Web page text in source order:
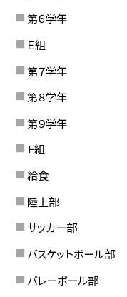
第６学年
Ｅ組
第７学年
第８学年
第９学年
Ｆ組
給食
陸上部
サッカー部
バスケットボール部
バレーボール部